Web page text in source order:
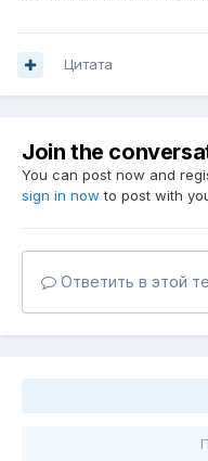
Цитата
Join the
You can post now and
sign in now to post with
Ответить в этой